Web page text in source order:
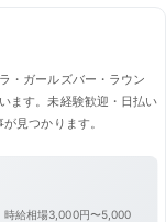
・ガールズバー・ラウン
ます。未経験歓迎・日払い
見つかります。
時給相場3,000円〜5,000